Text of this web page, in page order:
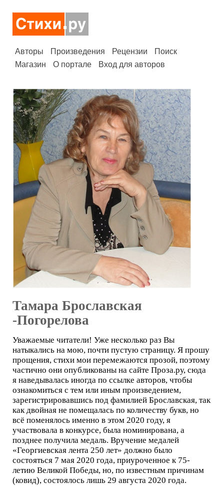
Авторы Произведения Рецензии
Поиск
Магазин
О портале Вход для авторов
Тамара Брославская
-Погорелова
Уважаемые читатели! Уже несколько раз Вы
натыкались на мою, почти пустую страницу. Я прошу
прощения, стихи мои перемежаются прозой, поэтому
частично они опубликованы на сайте Проза.ру, сюда
я наведывалась иногда по ссылке авторов, чтобы
ознакомиться с тем или иным произведением,
зарегистрировавшись под фамилией Брославская, так
как двойная не помещалась по количеству букв, но
всё поменялось именно в этом 2020 году, я
участвовала в конкурсе, была номинирована, а
позднее получила медаль. Вручение медалей
«Георгиевская лента 250 лет» должно было
состояться 7 мая 2020 года, приуроченное к 75-
летию Великой Победы, но, по известным причинам
(ковид), состоялось лишь 29 августа 2020 года.